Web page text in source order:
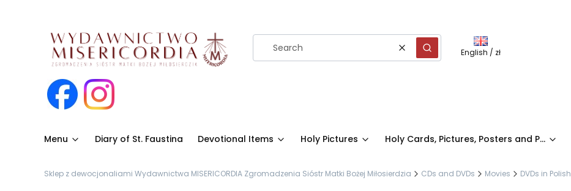
Clear Search English / zł
Menu Diary of St. Faustina Devotional Items Holy Pictures Holy Cards, Pictures, Posters and P...
Sklep z dewocjonaliami Wydawnictwa MISERICORDIA Zgromadzenia Sióstr Matki Bożej Miłosierdzia CDs and DVDs Movies DVDs in Polish